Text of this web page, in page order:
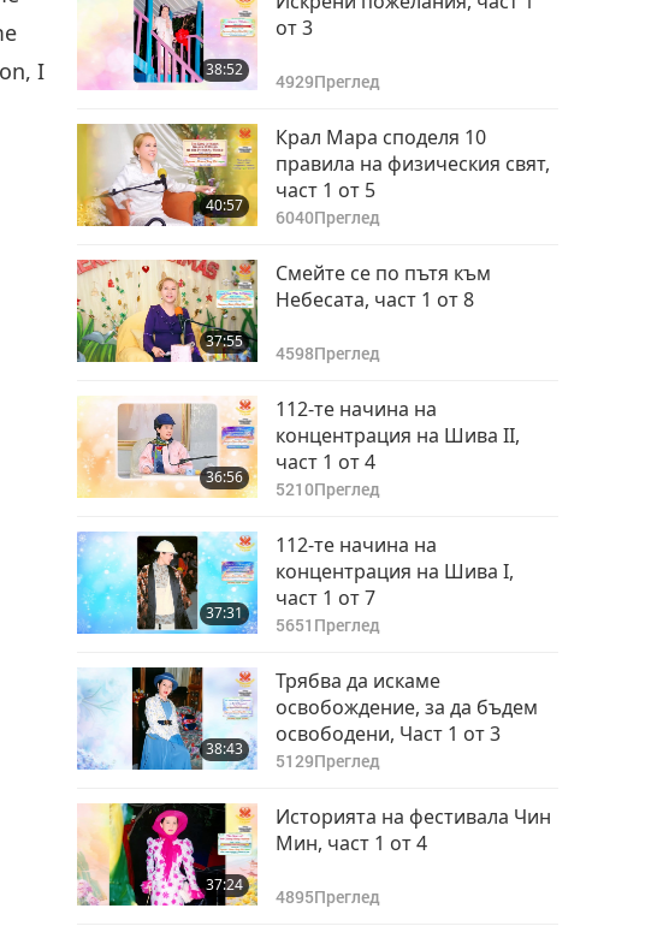
I
38:52
от 3
4929Преглед
40:57
Крал Мара споделя 10
правила на физическия свят,
част 1 от 5
6040Преглед
37:55
Смейте се по пътя към
Небесата, част 1 от 8
4598Преглед
36:56
112-те начина на
концентрация на Шива II,
част 1 от 4
5210Преглед
37:31
112-те начина на
концентрация на Шива I,
част 1 от 7
5651 Преглед
38:43
Трябва да искаме
освобождение, за да бъдем
освободени, Част 1 от 3
5129Преглед
37:24
Историята на фестивала Чин
Мин, част 1 от 4
4895Преглед